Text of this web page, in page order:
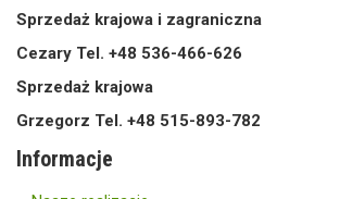
Sprzedaż krajowa i zagraniczna
Cezary Tel. +48 536-466-626
Sprzedaż krajowa
Grzegorz Tel. +48 515-893-782
Informacje